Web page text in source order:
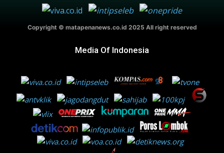
Copyright © matapenanews.co.id 2025 All right reserved
Media Of Indonesia